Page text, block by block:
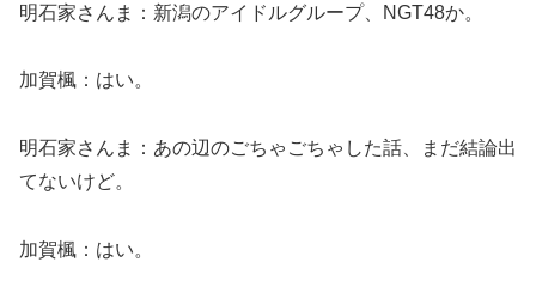
明石家さんま：新潟のアイドルグループ、NGT48か。
加賀楓：はい。
明石家さんま：あの辺のごちゃごちゃした話、まだ結論出
てないけど。
加賀楓：はい。